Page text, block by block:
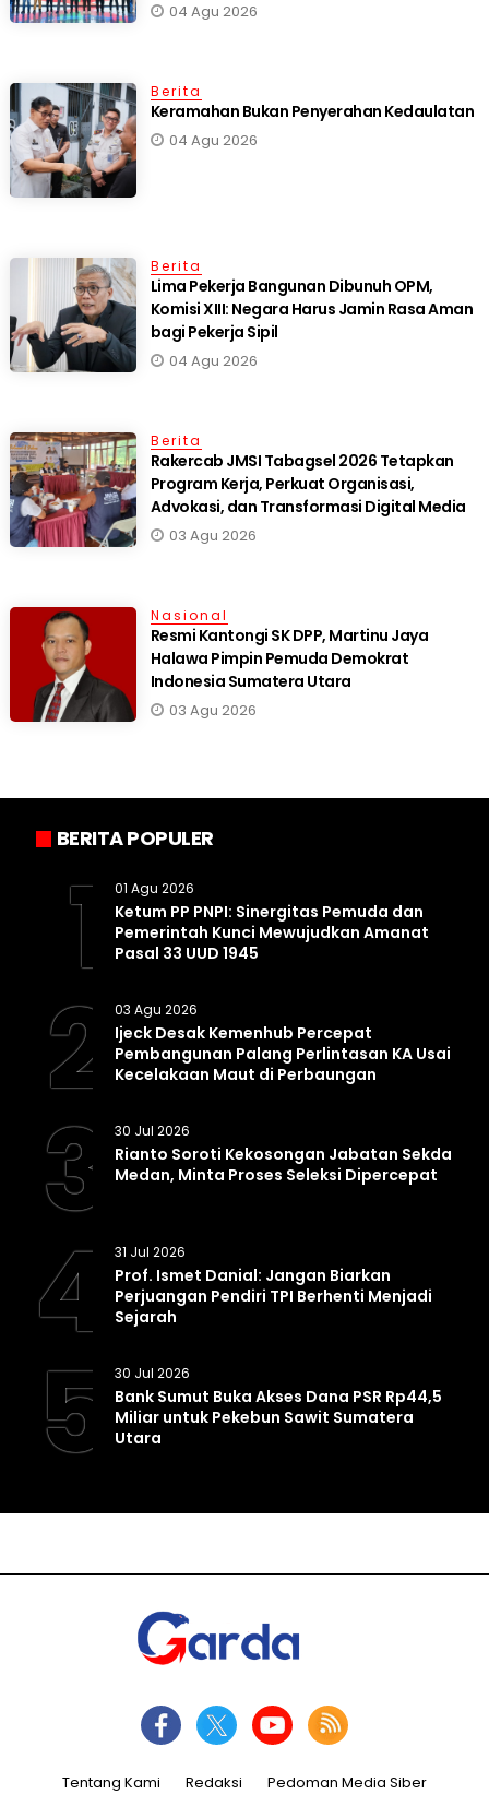
04 Agu 2026
Berita
Keramahan Bukan Penyerahan Kedaulatan
04 Agu 2026
Berita
Lima Pekerja Bangunan Dibunuh OPM,
Komisi XIII: Negara Harus Jamin Rasa Aman
bagi Pekerja Sipil
04 Agu 2026
Berita
Rakercab JMSI Tabagsel 2026 Tetapkan
Program Kerja, Perkuat Organisasi,
Advokasi, dan Transformasi Digital Media
03 Agu 2026
Nasional
Resmi Kantongi SK DPP, Martinu Jaya
Halawa Pimpin Pemuda Demokrat
Indonesia Sumatera Utara
03 Agu 2026
BERITA POPULER
1 01 Agu 2026
Ketum PP PNPI: Sinergitas Pemuda dan
Pemerintah Kunci Mewujudkan Amanat
Pasal 33 UUD 1945
2 03 Agu 2026
Ijeck Desak Kemenhub Percepat
Pembangunan Palang Perlintasan KA Usai
Kecelakaan Maut di Perbaungan
3 30 Jul 2026
Rianto Soroti Kekosongan Jabatan Sekda
Medan, Minta Proses Seleksi Dipercepat
4 31 Jul 2026
Prof. Ismet Danial: Jangan Biarkan
Perjuangan Pendiri TPI Berhenti Menjadi
Sejarah
5 30 Jul 2026
Bank Sumut Buka Akses Dana PSR Rp44,5
Miliar untuk Pekebun Sawit Sumatera
Utara
Tentang Kami Redaksi Pedoman Media Siber